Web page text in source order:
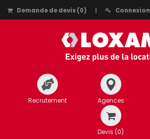
Demande de devis(0) Connexion
Recrutement Agences
Devis (0)